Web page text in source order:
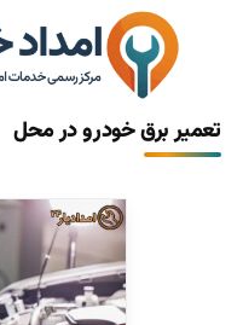
تعمیر برق خودرو در محل